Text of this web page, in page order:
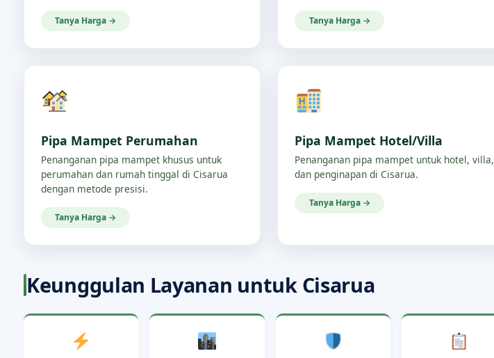
Tanya Harga → Tanya Harga →
Pipa Mampet Perumahan
Penanganan pipa mampet khusus untuk
perumahan dan rumah tinggal di Cisarua
dengan metode presisi.
Tanya Harga →
Pipa Mampet Hotel/Villa
Penanganan pipa mampet untuk hotel, villa,
dan penginapan di Cisarua.
Tanya Harga →
Keunggulan Layanan untuk Cisarua